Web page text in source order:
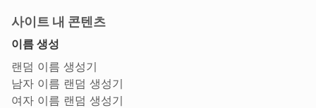
사이트 내 콘텐츠
이름 생성
랜덤 이름 생성기
남자 이름 랜덤 생성기
여자 이름 랜덤 생성기